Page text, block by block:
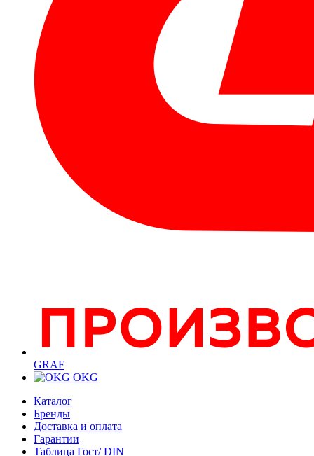
GRAF
OKG
Каталог
Бренды
Доставка и оплата
Гарантии
Таблица Гост/ DIN